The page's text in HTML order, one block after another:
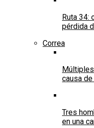
Ruta
pérdida
Correa
causa
Tres
en una